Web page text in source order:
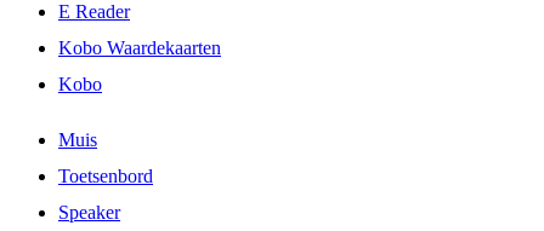
E Reader
Kobo Waardekaarten
Kobo
Muis
Toetsenbord
Speaker